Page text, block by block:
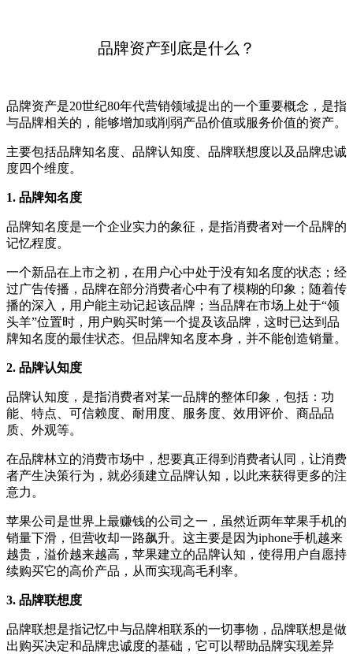
品牌资产到底是什么？
品牌资产是20世纪80年代营销领域提出的一个重要概念，是指
与品牌相关的，能够增加或削弱产品价值或服务价值的资产。
主要包括品牌知名度、品牌认知度、品牌联想度以及品牌忠诚
度四个维度。
1. 品牌知名度
品牌知名度是一个企业实力的象征，是指消费者对一个品牌的
记忆程度。
一个新品在上市之初，在用户心中处于没有知名度的状态；经
过广告传播，品牌在部分消费者心中有了模糊的印象；随着传
播的深入，用户能主动记起该品牌；当品牌在市场上处于“领
头羊”位置时，用户购买时第一个提及该品牌，这时已达到品
牌知名度的最佳状态。但品牌知名度本身，并不能创造销量。
2. 品牌认知度
品牌认知度，是指消费者对某一品牌的整体印象，包括：功
能、特点、可信赖度、耐用度、服务度、效用评价、商品品
质、外观等。
在品牌林立的消费市场中，想要真正得到消费者认同，让消费
者产生决策行为，就必须建立品牌认知，以此来获得更多的注
意力。
苹果公司是世界上最赚钱的公司之一，虽然近两年苹果手机的
销量下滑，但营收却一路飙升。这主要是因为iphone手机越来
越贵，溢价越来越高，苹果建立的品牌认知，使得用户自愿持
续购买它的高价产品，从而实现高毛利率。
3. 品牌联想度
品牌联想是指记忆中与品牌相联系的一切事物，品牌联想是做
出购买决定和品牌忠诚度的基础，它可以帮助品牌实现差异